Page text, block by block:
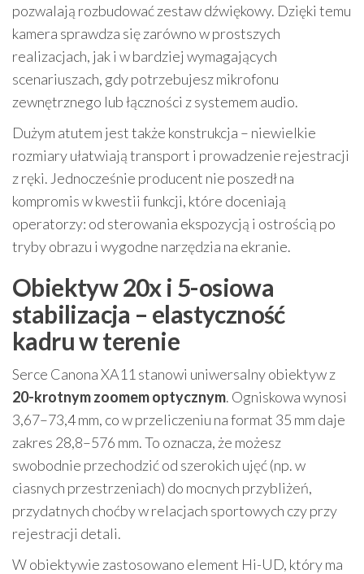
pozwalają rozbudować zestaw dźwiękowy. Dzięki temu
kamera sprawdza się zarówno w prostszych
realizacjach, jak i w bardziej wymagających
scenariuszach, gdy potrzebujesz mikrofonu
zewnętrznego lub łączności z systemem audio.
Dużym atutem jest także konstrukcja – niewielkie
rozmiary ułatwiają transport i prowadzenie rejestracji
z ręki. Jednocześnie producent nie poszedł na
kompromis w kwestii funkcji, które doceniają
operatorzy: od sterowania ekspozycją i ostrością po
tryby obrazu i wygodne narzędzia na ekranie.
Obiektyw 20x i 5-osiowa
stabilizacja – elastyczność
kadru w terenie
Serce Canona XA11 stanowi uniwersalny obiektyw z
20-krotnym zoomem optycznym. Ogniskowa wynosi
3,67–73,4 mm, co w przeliczeniu na format 35 mm daje
zakres 28,8–576 mm. To oznacza, że możesz
swobodnie przechodzić od szerokich ujęć (np. w
ciasnych przestrzeniach) do mocnych przybliżeń,
przydatnych choćby w relacjach sportowych czy przy
rejestracji detali.
W obiektywie zastosowano element Hi-UD, który ma